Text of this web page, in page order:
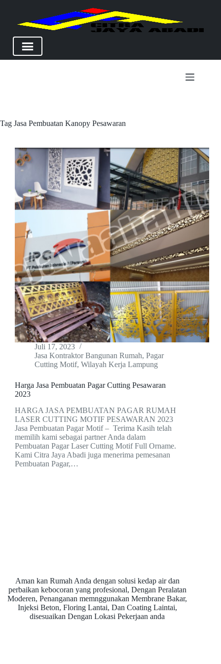
Tag Jasa Pembuatan Kanopy Pesawaran
Juli 17, 2023
Jasa Kontraktor Bangunan Rumah, Pagar
Cutting Motif, Wilayah Kerja Lampung
Harga Jasa Pembuatan Pagar Cutting Pesawaran
2023
HARGA JASA PEMBUATAN PAGAR RUMAH
LASER CUTTING MOTIF PESAWARAN 2023
Jasa Pembuatan Pagar Motif – Terima Kasih telah
memilih kami sebagai partner Anda dalam
Pembuatan Pagar Laser Cutting Motif Full Orname.
Kami Citra Jaya Abadi juga menerima pemesanan
Pembuatan Pagar,…
Aman kan Rumah Anda dengan solusi kedap air dan
perbaikan kebocoran yang profesional, Dengan Peralatan
Moderen, Penanganan memnggunakan Membrane Bakar,
Injeksi Beton, Floring Lantai, Dan Coating Laintai,
disesuaikan Dengan Lokasi Pekerjaan anda